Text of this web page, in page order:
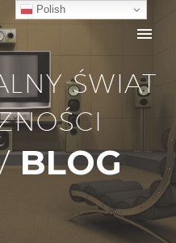
ŚWIAT
BLOG
Polish